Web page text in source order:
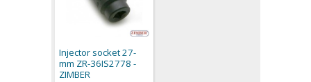
Injector socket 27-
mm ZR-36IS2778 -
ZIMBER